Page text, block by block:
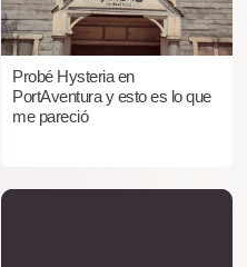
Probé Hysteria en
PortAventura y esto es lo que
me pareció